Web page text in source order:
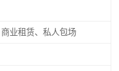
业租赁、私人包场